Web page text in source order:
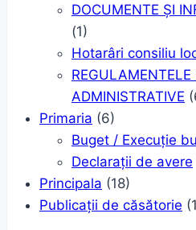
DOCUMENTE ȘI
(1)
Hotarâri consiliu
REGULAMENTELE
ADMINISTRATIVE
Primaria (6)
Buget / Execuție
Declarații de avere
Principala (18)
Publicații de căsătorie